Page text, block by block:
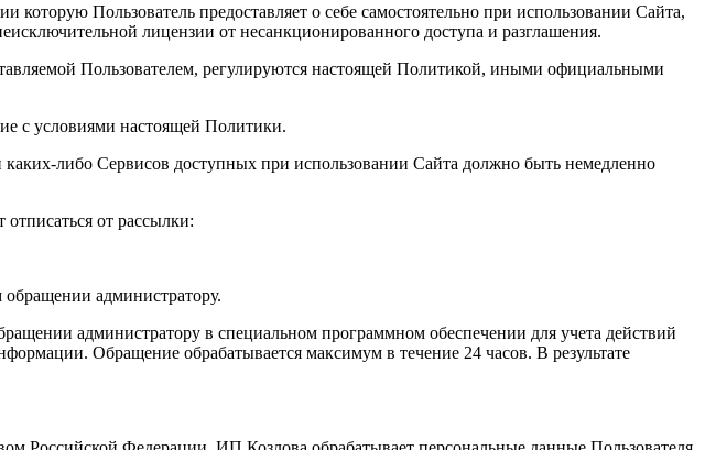
Пользователь предоставляет о себе самостоятельно при использовании Сайта,
лицензии от несанкционированного доступа и разглашения.
Пользователем, регулируются настоящей Политикой, иными официальными
с условиями настоящей Политики.
либо Сервисов доступных при использовании Сайта должно быть немедленно
от рассылки:
администратору.
администратору в специальном программном обеспечении для учета действий
Обращение обрабатывается максимум в течение 24 часов. В результате